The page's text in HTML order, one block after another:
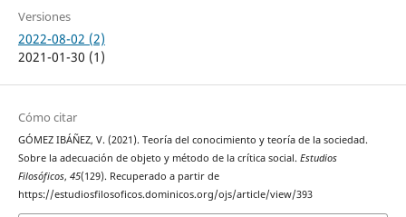
Versiones
2022-08-02 (2)
2021-01-30 (1)
Cómo citar
GÓMEZ IBÁÑEZ, V. (2021). Teoría del conocimiento y teoría de la sociedad.
Sobre la adecuación de objeto y método de la crítica social. Estudios
Filosóficos, 45(129). Recuperado a partir de
https://estudiosfilosoficos.dominicos.org/ojs/article/view/393